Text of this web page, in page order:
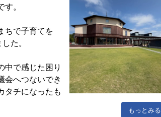
。
ちで子育てを
た。
中で感じた困り
会へつないでき
タチになったも
もっとみる